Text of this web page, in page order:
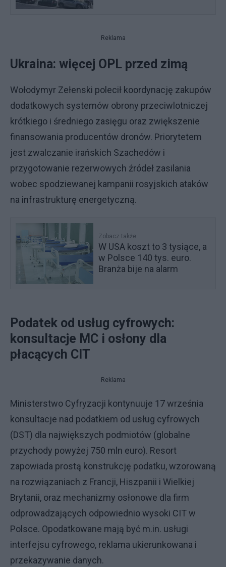
Reklama
Ukraina: więcej OPL przed zimą
Wołodymyr Zełenski polecił koordynację zakupów
dodatkowych systemów obrony przeciwlotniczej
krótkiego i średniego zasięgu oraz zwiększenie
finansowania producentów dronów. Priorytetem
jest zwalczanie irańskich Szachedów i
przygotowanie rezerwowych źródeł zasilania
wobec spodziewanej kampanii rosyjskich ataków
na infrastrukturę energetyczną.
Zobacz także
W USA koszt to 3 tysiące, a
w Polsce 140 tys. euro.
Branża bije na alarm
Podatek od usług cyfrowych:
konsultacje MC i osłony dla
płacących CIT
Reklama
Ministerstwo Cyfryzacji kontynuuje 17 września
konsultacje nad podatkiem od usług cyfrowych
(DST) dla największych podmiotów (globalne
przychody powyżej 750 mln euro). Resort
zapowiada prostą konstrukcję podatku, wzorowaną
na rozwiązaniach z Francji, Hiszpanii i Wielkiej
Brytanii, oraz mechanizmy osłonowe dla firm
odprowadzających odpowiednio wysoki CIT w
Polsce. Opodatkowane mają być m.in. usługi
interfejsu cyfrowego, reklama ukierunkowana i
przekazywanie danych.